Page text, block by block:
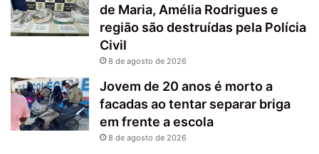
de Maria, Amélia Rodrigues e
região são destruídas pela Polícia
Civil
8 de agosto de 2026
Jovem de 20 anos é morto a
facadas ao tentar separar briga
em frente a escola
8 de agosto de 2026